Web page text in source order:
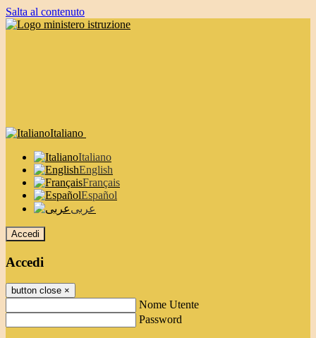
Salta al contenuto
Italiano
Italiano
English
Français
Español
عربى
Accedi
Accedi
button close ×
Nome Utente
Password